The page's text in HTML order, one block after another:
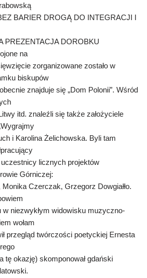
BARIER DROGĄ DO INTEGRACJI I
PREZENTACJA DOROBKU
na
zorganizowane zostało w
biskupów
znajduje się „Dom Polonii”. Wśród
itd. znaleźli się także założyciele
i Karolina Żelichowska. Byli tam
licznych projektów
Górniczej:
Czerczak, Grzegorz Dowgiałło.
w niezwykłym widowisku muzyczno-
wołam
przegląd twórczości poetyckiej Ernesta
tę okazję) skomponował gdański